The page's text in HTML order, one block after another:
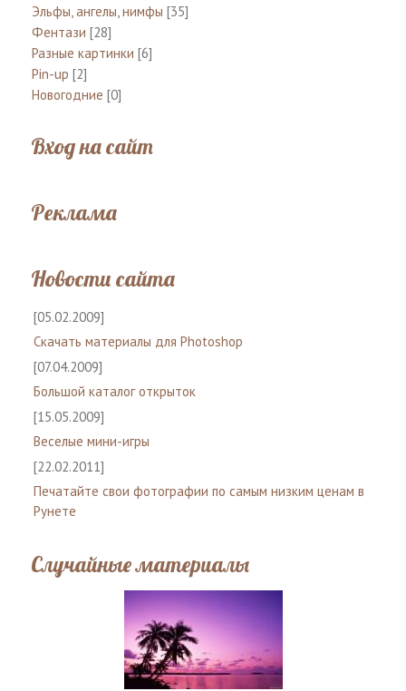
Эльфы, ангелы, нимфы [35]
Фентази [28]
Разные картинки [6]
Pin-up [2]
Новогодние [0]
Вход на сайт
Реклама
Новости сайта
[05.02.2009]
Скачать материалы для Photoshop
[07.04.2009]
Большой каталог открыток
[15.05.2009]
Веселые мини-игры
[22.02.2011]
Печатайте свои фотографии по самым низким ценам в
Рунете
Случайные материалы